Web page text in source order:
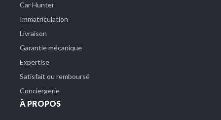
Car Hunter
Immatriculation
Livraison
Garantie mécanique
Expertise
Satisfait ou remboursé
Conciergerie
À PROPOS